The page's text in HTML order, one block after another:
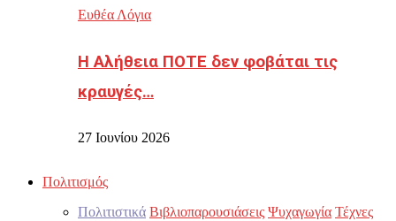
Ευθέα Λόγια
Η Αλήθεια ΠΟΤΕ δεν φοβάται τις
κραυγές…
27 Ιουνίου 2026
Πολιτισμός
Πολιτιστικά Βιβλιοπαρουσιάσεις Ψυχαγωγία Τέχνες